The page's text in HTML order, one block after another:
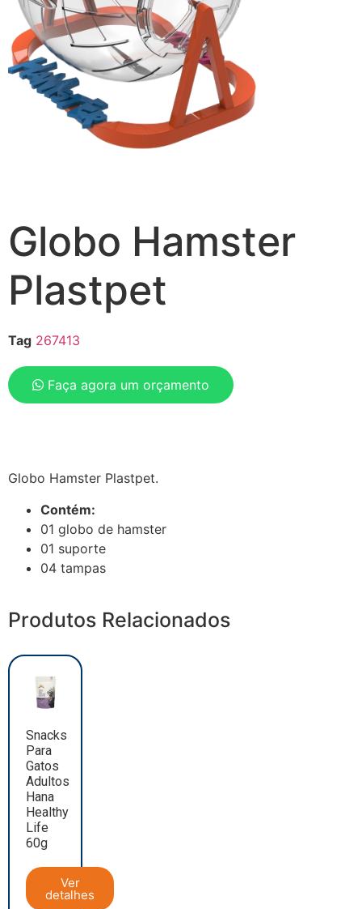
Globo Hamster
Plastpet
Tag 267413
Faça agora um orçamento
Globo Hamster Plastpet.
Contém:
01 globo de hamster
01 suporte
04 tampas
Produtos Relacionados
Snacks
Para
Gatos
Adultos
Hana
Healthy
Life
60g
Ver
detalhes